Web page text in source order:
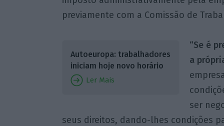
previamente com a Comissão de
Autoeuropa: trabalhadores
iniciam hoje novo horário
Ler Mais
“Se é
a
ser
seus direitos, dando-lhes condições